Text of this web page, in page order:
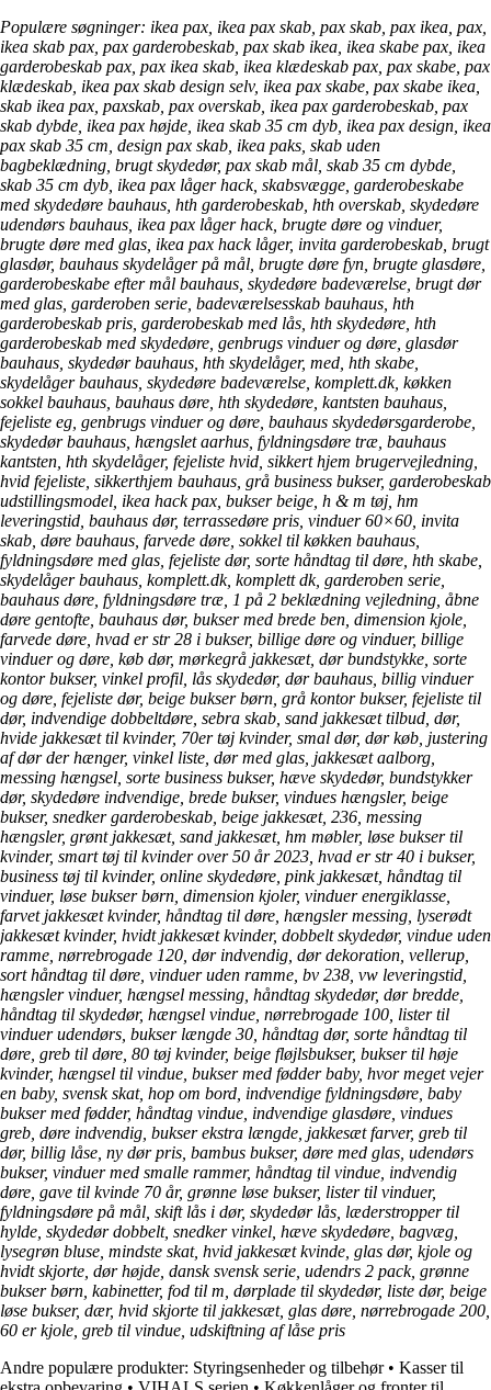
Populære søgninger: ikea pax, ikea pax skab, pax skab, pax ikea, pax,
ikea skab pax, pax garderobeskab, pax skab ikea, ikea skabe pax, ikea
garderobeskab pax, pax ikea skab, ikea klædeskab pax, pax skabe, pax
klædeskab, ikea pax skab design selv, ikea pax skabe, pax skabe ikea,
skab ikea pax, paxskab, pax overskab, ikea pax garderobeskab, pax
skab dybde, ikea pax højde, ikea skab 35 cm dyb, ikea pax design, ikea
pax skab 35 cm, design pax skab, ikea paks, skab uden
bagbeklædning, brugt skydedør, pax skab mål, skab 35 cm dybde,
skab 35 cm dyb, ikea pax låger hack, skabsvægge, garderobeskabe
med skydedøre bauhaus, hth garderobeskab, hth overskab, skydedøre
udendørs bauhaus, ikea pax låger hack, brugte døre og vinduer,
brugte døre med glas, ikea pax hack låger, invita garderobeskab, brugt
glasdør, bauhaus skydelåger på mål, brugte døre fyn, brugte glasdøre,
garderobeskabe efter mål bauhaus, skydedøre badeværelse, brugt dør
med glas, garderoben serie, badeværelsesskab bauhaus, hth
garderobeskab pris, garderobeskab med lås, hth skydedøre, hth
garderobeskab med skydedøre, genbrugs vinduer og døre, glasdør
bauhaus, skydedør bauhaus, hth skydelåger, med, hth skabe,
skydelåger bauhaus, skydedøre badeværelse, komplett.dk, køkken
sokkel bauhaus, bauhaus døre, hth skydedøre, kantsten bauhaus,
fejeliste eg, genbrugs vinduer og døre, bauhaus skydedørsgarderobe,
skydedør bauhaus, hængslet aarhus, fyldningsdøre træ, bauhaus
kantsten, hth skydelåger, fejeliste hvid, sikkert hjem brugervejledning,
hvid fejeliste, sikkerthjem bauhaus, grå business bukser, garderobeskab
udstillingsmodel, ikea hack pax, bukser beige, h & m tøj, hm
leveringstid, bauhaus dør, terrassedøre pris, vinduer 60×60, invita
skab, døre bauhaus, farvede døre, sokkel til køkken bauhaus,
fyldningsdøre med glas, fejeliste dør, sorte håndtag til døre, hth skabe,
skydelåger bauhaus, komplett.dk, komplett dk, garderoben serie,
bauhaus døre, fyldningsdøre træ, 1 på 2 beklædning vejledning, åbne
døre gentofte, bauhaus dør, bukser med brede ben, dimension kjole,
farvede døre, hvad er str 28 i bukser, billige døre og vinduer, billige
vinduer og døre, køb dør, mørkegrå jakkesæt, dør bundstykke, sorte
kontor bukser, vinkel profil, lås skydedør, dør bauhaus, billig vinduer
og døre, fejeliste dør, beige bukser børn, grå kontor bukser, fejeliste til
dør, indvendige dobbeltdøre, sebra skab, sand jakkesæt tilbud, dør,
hvide jakkesæt til kvinder, 70er tøj kvinder, smal dør, dør køb, justering
af dør der hænger, vinkel liste, dør med glas, jakkesæt aalborg,
messing hængsel, sorte business bukser, hæve skydedør, bundstykker
dør, skydedøre indvendige, brede bukser, vindues hængsler, beige
bukser, snedker garderobeskab, beige jakkesæt, 236, messing
hængsler, grønt jakkesæt, sand jakkesæt, hm møbler, løse bukser til
kvinder, smart tøj til kvinder over 50 år 2023, hvad er str 40 i bukser,
business tøj til kvinder, online skydedøre, pink jakkesæt, håndtag til
vinduer, løse bukser børn, dimension kjoler, vinduer energiklasse,
farvet jakkesæt kvinder, håndtag til døre, hængsler messing, lyserødt
jakkesæt kvinder, hvidt jakkesæt kvinder, dobbelt skydedør, vindue uden
ramme, nørrebrogade 120, dør indvendig, dør dekoration, vellerup,
sort håndtag til døre, vinduer uden ramme, bv 238, vw leveringstid,
hængsler vinduer, hængsel messing, håndtag skydedør, dør bredde,
håndtag til skydedør, hængsel vindue, nørrebrogade 100, lister til
vinduer udendørs, bukser længde 30, håndtag dør, sorte håndtag til
døre, greb til døre, 80 tøj kvinder, beige fløjlsbukser, bukser til høje
kvinder, hængsel til vindue, bukser med fødder baby, hvor meget vejer
en baby, svensk skat, hop om bord, indvendige fyldningsdøre, baby
bukser med fødder, håndtag vindue, indvendige glasdøre, vindues
greb, døre indvendig, bukser ekstra længde, jakkesæt farver, greb til
dør, billig låse, ny dør pris, bambus bukser, døre med glas, udendørs
bukser, vinduer med smalle rammer, håndtag til vindue, indvendig
døre, gave til kvinde 70 år, grønne løse bukser, lister til vinduer,
fyldningsdøre på mål, skift lås i dør, skydedør lås, læderstropper til
hylde, skydedør dobbelt, snedker vinkel, hæve skydedøre, bagvæg,
lysegrøn bluse, mindste skat, hvid jakkesæt kvinde, glas dør, kjole og
hvidt skjorte, dør højde, dansk svensk serie, udendrs 2 pack, grønne
bukser børn, kabinetter, fod til m, dørplade til skydedør, liste dør, beige
løse bukser, dær, hvid skjorte til jakkesæt, glas døre, nørrebrogade 200,
60 er kjole, greb til vindue, udskiftning af låse pris
Andre populære produkter: Styringsenheder og tilbehør• Kasser til